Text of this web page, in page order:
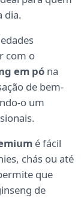
dia.
com o
em pó na
de bem-
o um
é fácil
chás ou até
que
de